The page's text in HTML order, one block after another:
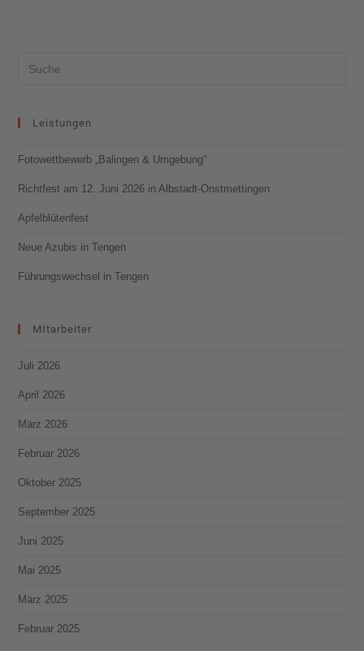
Leistungen
Fotowettbewerb „Balingen & Umgebung“
Richtfest am 12. Juni 2026 in Albstadt-Onstmettingen
Apfelblütenfest
Neue Azubis in Tengen
Führungswechsel in Tengen
MItarbeiter
Juli 2026
April 2026
März 2026
Februar 2026
Oktober 2025
September 2025
Juni 2025
Mai 2025
März 2025
Februar 2025